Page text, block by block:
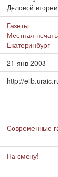
Деловой
Газеты
Местная печать
Екатеринбург
21-янв-2003
http://
Современные
На смену!